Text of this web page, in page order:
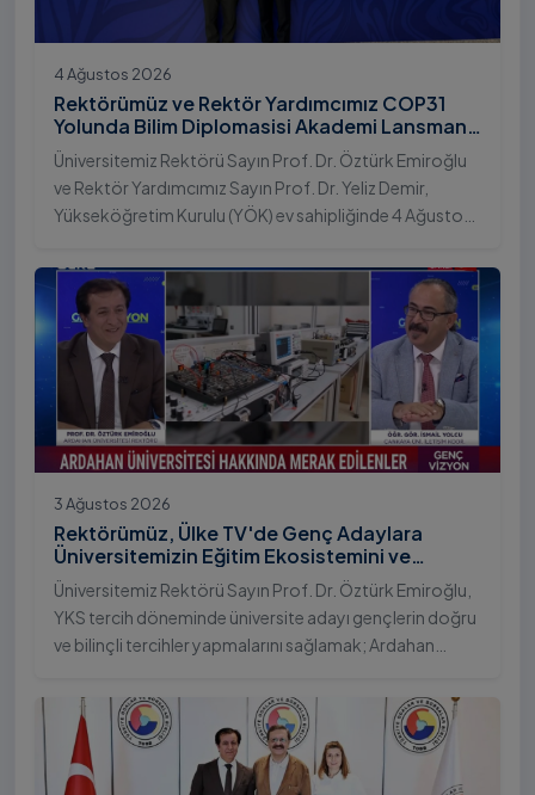
4 Ağustos 2026
Rektörümüz ve Rektör Yardımcımız COP31
Yolunda Bilim Diplomasisi Akademi Lansmanı
Toplantısına Katıldı
Üniversitemiz Rektörü Sayın Prof. Dr. Öztürk Emiroğlu
ve Rektör Yardımcımız Sayın Prof. Dr. Yeliz Demir,
Yükseköğretim Kurulu (YÖK) ev sahipliğinde 4 Ağustos
Bilim Diplomasisi: Akademi Lansmanı” programına
katıldı.
3 Ağustos 2026
Rektörümüz, Ülke TV'de Genç Adaylara
Üniversitemizin Eğitim Ekosistemini ve
Sunduğu Nitelikli İmkânları Anlattı
Üniversitemiz Rektörü Sayın Prof. Dr. Öztürk Emiroğlu,
YKS tercih döneminde üniversite adayı gençlerin doğru
ve bilinçli tercihler yapmalarını sağlamak; Ardahan
çeşitliliğini ve nitelikli imkânlarını aktarmak üzere Ülke TV
ekranlarında yayımlanan "Genç Vizyon" programına
canlı yayın konuğu olarak katıldı.